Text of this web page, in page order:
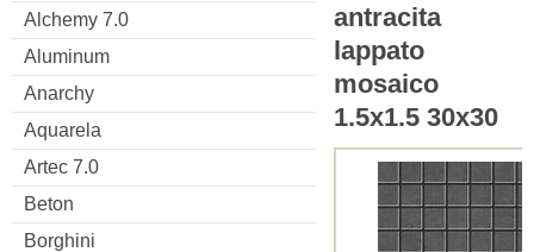
Alchemy 7.0
Aluminum
Anarchy
Aquarela
Artec 7.0
Beton
Borghini
antracita
lappato
mosaico
1.5x1.5 30x30